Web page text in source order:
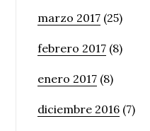
marzo 2017 (25)
febrero 2017 (8)
enero 2017 (8)
diciembre 2016 (7)